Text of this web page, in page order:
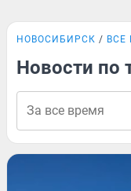
НОВОСИБИРСК ВСЕ
Новости по